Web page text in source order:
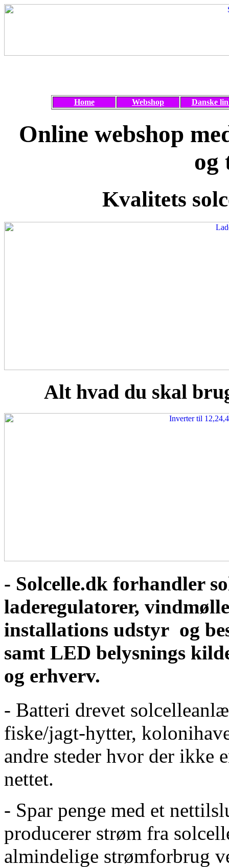
Home Webshop Danske
Online webshop
og
Kvalitets
Alt hvad du skal
- Solcelle.dk forhandler
laderegulatorer,
installations udstyr og
samt LED belysnings
og erhverv.
- Batteri drevet
fiske/jagt-hytter,
andre steder hvor der ikke
nettet.
- Spar penge med et
producerer strøm fra
almindelige strømforbrug